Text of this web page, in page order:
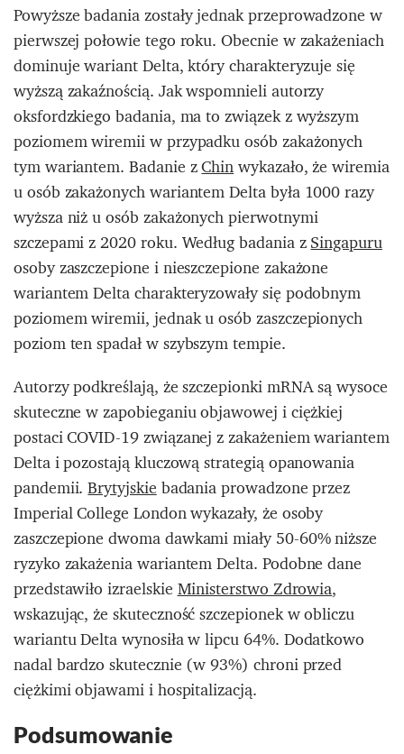
Powyższe badania zostały jednak przeprowadzone w
pierwszej połowie tego roku. Obecnie w zakażeniach
dominuje wariant Delta, który charakteryzuje się
wyższą zakaźnością. Jak wspomnieli autorzy
oksfordzkiego badania, ma to związek z wyższym
poziomem wiremii w przypadku osób zakażonych
tym wariantem. Badanie zChinwykazało, że wiremia
u osób zakażonych wariantem Delta była 1000 razy
wyższa niż u osób zakażonych pierwotnymi
szczepami z 2020 roku. Według badania zSingapuru
osoby zaszczepione i nieszczepione zakażone
wariantem Delta charakteryzowały się podobnym
poziomem wiremii, jednak u osób zaszczepionych
poziom ten spadał w szybszym tempie.
Autorzy podkreślają, że szczepionki mRNA są wysoce
skuteczne w zapobieganiu objawowej i ciężkiej
postaci COVID-19 związanej z zakażeniem wariantem
Delta i pozostają kluczową strategią opanowania
pandemii.Brytyjskiebadania prowadzone przez
Imperial College London wykazały, że osoby
zaszczepione dwoma dawkami miały 50-60% niższe
ryzyko zakażenia wariantem Delta. Podobne dane
przedstawiło izraelskieMinisterstwo Zdrowia,
wskazując, że skuteczność szczepionek w obliczu
wariantu Delta wynosiła w lipcu 64%. Dodatkowo
nadal bardzo skutecznie (w 93%) chroni przed
ciężkimi objawami i hospitalizacją.
Podsumowanie